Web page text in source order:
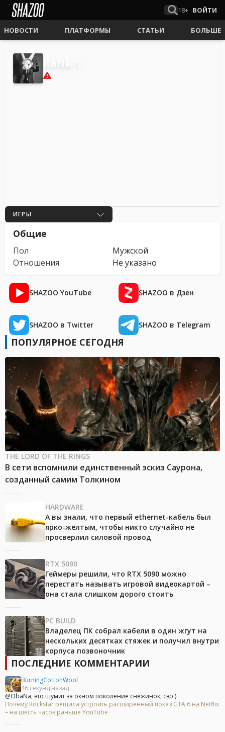
18+ ВОЙТИ
НОВОСТИ ПЛАТФОРМЫ СТАТЬИ БОЛЬШЕ
ИГРЫ
Общие
Пол
Мужской
Отношения
Не указано
SHAZOO YouTube SHAZOO в Дзен
SHAZOO в Twitter SHAZOO в Telegram
ПОПУЛЯРНОЕ СЕГОДНЯ
THE LORD OF THE RINGS
В сети вспомнили единственный эскиз Саурона,
созданный самим Толкином
HARDWARE
А вы знали, что первый ethernet-кабель был
ярко-жёлтым, чтобы никто случайно не
просверлил силовой провод
RTX 5090
Геймеры решили, что RTX 5090 можно
перестать называть игровой видеокартой –
она стала слишком дорого стоить
PC BUILD
Владелец ПК собрал кабели в один жгут на
нескольких десятках стяжек и получил внутри
корпуса позвоночник
ПОСЛЕДНИЕ КОММЕНТАРИИ
BurningCottonWool
46 секунд назад
@ObaNa, это шумит за окном поколение снежинок, сэр.)
Почему Rockstar решила устроить расширенный показ GTA 6 на Netflix
– на шесть часов раньше YouTube